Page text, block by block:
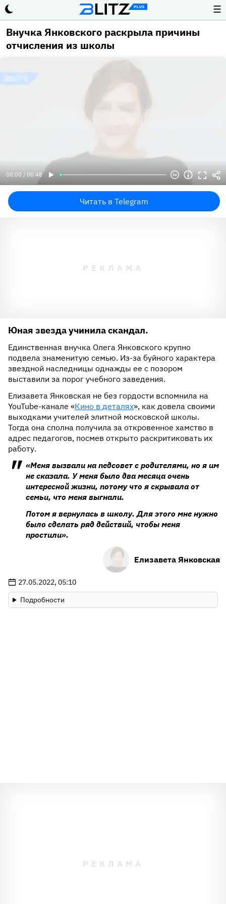
☰
Внучка Янковского раскрыла причины
отчисления из школы
00:00 / 00:48
Читать в Telegram
Юная звезда учинила скандал.
Единственная внучка Олега Янковского крупно
подвела знаменитую семью. Из-за буйного характера
звездной наследницы однажды ее с позором
выставили за порог учебного заведения.
Елизавета Янковская не без гордости вспомнила на
YouTube-канале «Кино в деталях», как довела своими
выходками учителей элитной московской школы.
Тогда она сполна получила за откровенное хамство в
адрес педагогов, посмев открыто раскритиковать их
работу.
«Меня вызвали на педсовет с родителями, но я им
не сказала. У меня было два месяца очень
интересной жизни, потому что я скрывала от
семьи, что меня выгнали.
Потом я вернулась в школу. Для этого мне нужно
было сделать ряд действий, чтобы меня
простили».
Елизавета Янковская
27.05.2022, 05:10
Подробности